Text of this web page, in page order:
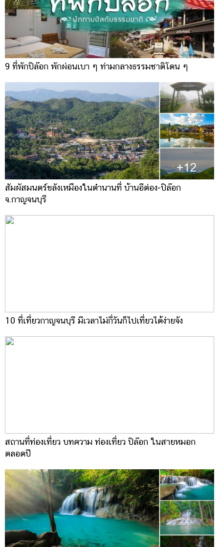
9 ที่พักปิล๊อก พักผ่อนเบา ๆ ท่ามกลางธรรมชาติโดน ๆ
สัมผัสมนตร์ขลังเหมืองในตำนานที่ บ้านอีต่อง-ปิล๊อก
จ.กาญจนบุรี
10 ที่เที่ยวกาญจนบุรี มีเวลาไม่กี่วันก็ไปเที่ยวได้ง่ายจัง
สถานที่ท่องเที่ยว บทความ ท่องเที่ยว ปิล๊อก ในสายหมอก
ตลอดปี